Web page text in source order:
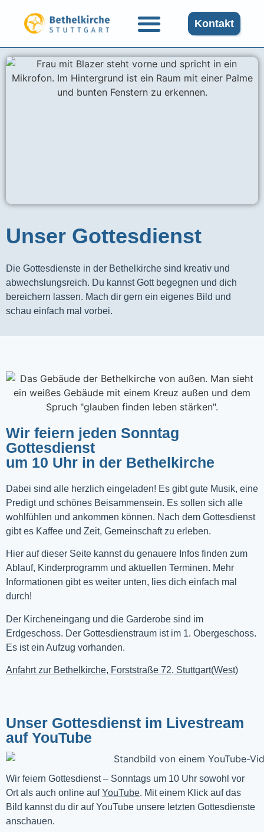
Kontakt
Unser Gottesdienst​
Die Gottesdienste in der Bethelkirche sind kreativ und
abwechslungsreich. Du kannst Gott begegnen und dich
bereichern lassen. Mach dir gern ein eigenes Bild und
schau einfach mal vorbei.
Wir feiern jeden Sonntag
Gottesdienst
um 10 Uhr in der Bethelkirche
Dabei sind alle herzlich eingeladen! Es gibt gute Musik, eine
Predigt und schönes Beisammensein. Es sollen sich alle
wohlfühlen und ankommen können. Nach dem Gottesdienst
gibt es Kaffee und Zeit, Gemeinschaft zu erleben.
Hier auf dieser Seite kannst du genauere Infos finden zum
Ablauf, Kinderprogramm und aktuellen Terminen. Mehr
Informationen gibt es weiter unten, lies dich einfach mal
durch!
Der Kircheneingang und die Garderobe sind im
Erdgeschoss. Der Gottesdienstraum ist im 1. Obergeschoss.
Es ist ein Aufzug vorhanden.
Anfahrt zur Bethelkirche, Forststraße 72, Stuttgart(West)
Unser Gottesdienst im Livestream
auf YouTube
Wir feiern Gottesdienst – Sonntags um 10 Uhr sowohl vor
Ort als auch online auf YouTube. Mit einem Klick auf das
Bild kannst du dir auf YouTube unsere letzten Gottesdienste
anschauen.